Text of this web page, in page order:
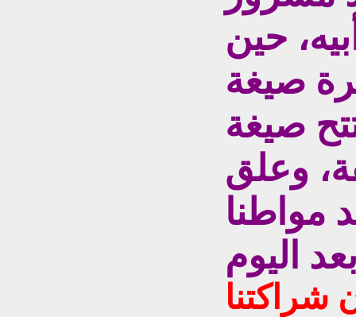
حين
صيغة
صيغة
وعلق
مواطنا
شراكتنا